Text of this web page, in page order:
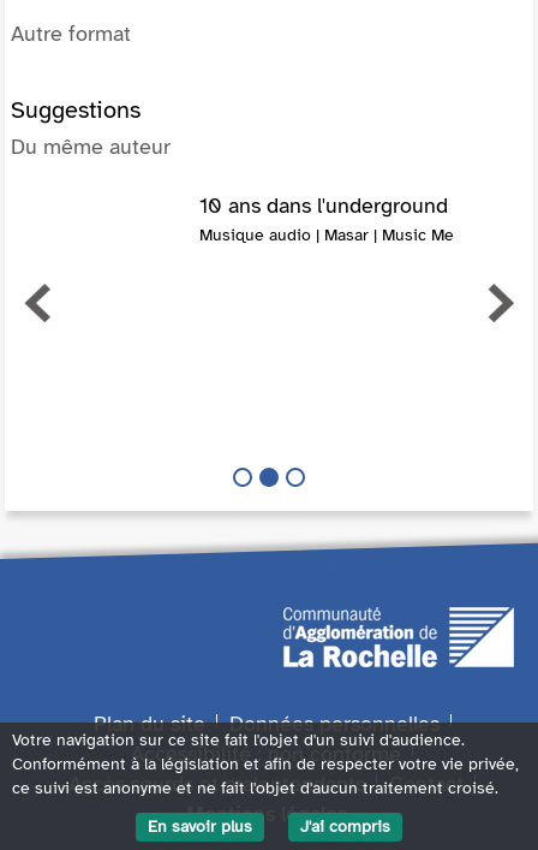
Autre format
Suggestions
Du même auteur
10 ans dans l'underground
Musique audio | Masar | Music Me
Plan du site
Données personnelles
Accessibilité : non conforme
Accès sourds et malentendants
Contact
Mentions légales
Votre navigation sur ce site fait l'objet d'un suivi d'audience.
Conformément à la législation et afin de respecter votre vie privée,
ce suivi est anonyme et ne fait l'objet d'aucun traitement croisé.
En savoir plus
J'ai compris